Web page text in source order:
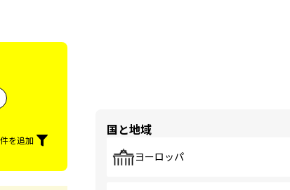
を追加
国と地域
ヨーロッパ